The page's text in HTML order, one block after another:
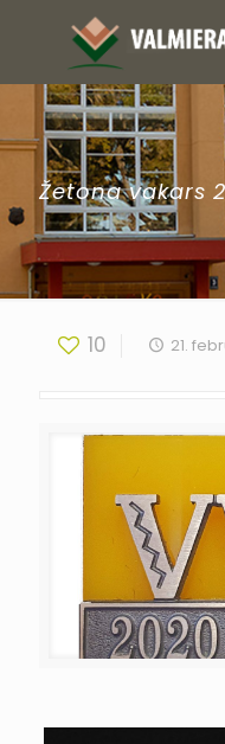
Žetona vakars
10 21.